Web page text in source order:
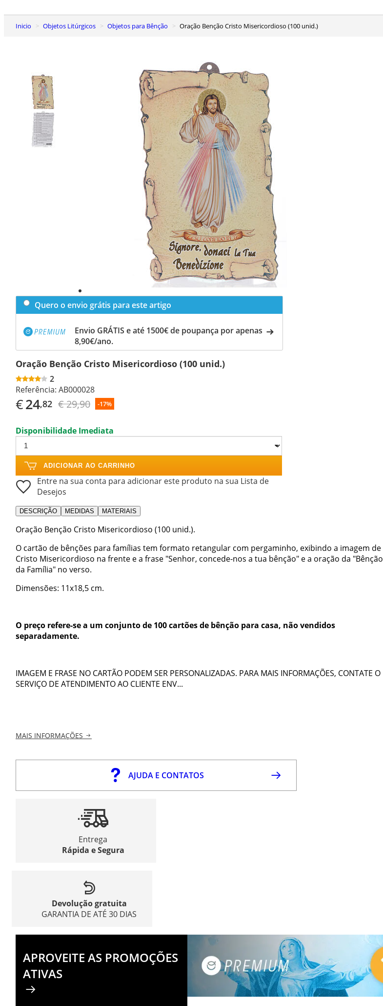
Inicio Objetos Litúrgicos Objetos para Bênção Oração Benção Cristo Misericordioso (100 unid.)
Quero o envio grátis para este artigo
Envio GRÁTIS e até 1500€ de poupança por apenas
8,90€/ano.
Oração Benção Cristo Misericordioso (100 unid.)
2
Referência: AB000028
€24,82 € 29,90 -17%
Disponibilidade Imediata
ADICIONAR AO CARRINHO
Entre na sua conta para adicionar este produto na sua Lista de
Desejos
DESCRIÇÃO MEDIDAS MATERIAIS
Oração Benção Cristo Misericordioso (100 unid.).
O cartão de bênções para famílias tem formato retangular com pergaminho, exibindo a imagem de
Cristo Misericordioso na frente e a frase "Senhor, concede-nos a tua bênção" e a oração da "Bênção
da Família" no verso.
Dimensões: 11x18,5 cm.
O preço refere-se a um conjunto de 100 cartões de bênção para casa, não vendidos
separadamente.
IMAGEM E FRASE NO CARTÃO PODEM SER PERSONALIZADAS. PARA MAIS INFORMAÇÕES, CONTATE O
SERVIÇO DE ATENDIMENTO AO CLIENTE ENV...
MAIS INFORMAÇÕES
AJUDA E CONTATOS
Entrega
Rápida e Segura
Devolução gratuita
GARANTIA DE ATÉ 30 DIAS
APROVEITE AS PROMOÇÕES
ATIVAS